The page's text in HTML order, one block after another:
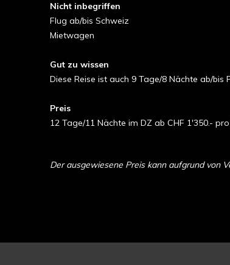
Nicht inbegriffen
Flug ab/bis Schweiz
Mietwagen
Gut zu wissen
Diese Reise ist auch 9 Tage/8 Nächte ab/
Preis
12 Tage/11 Nächte im DZ ab CHF 1'350.-
Der ausgewiesene Preis kann aufgrund von